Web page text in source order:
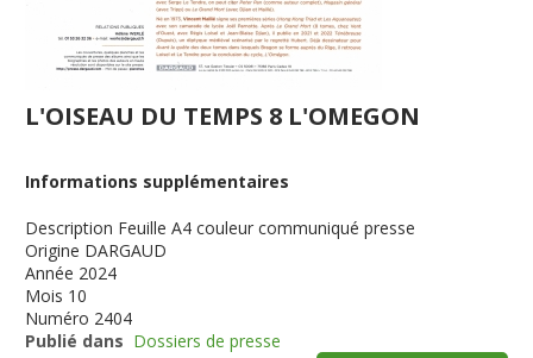
L'OISEAU DU TEMPS 8 L'OMEGON
Informations supplémentaires
Description Feuille A4 couleur communiqué presse
Origine DARGAUD
Année 2024
Mois 10
Numéro 2404
Publié dans Dossiers de presse